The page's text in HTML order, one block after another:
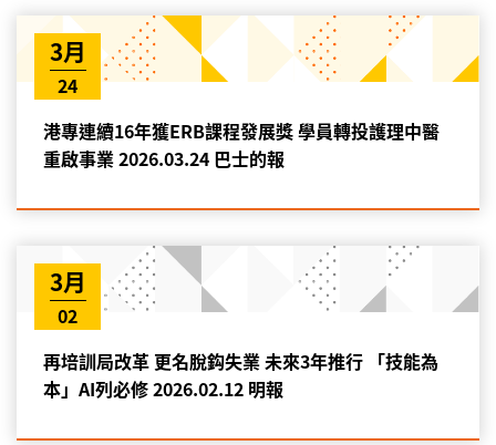
3月
24
港專連續16年獲ERB課程發展獎 學員轉投護理中醫
重啟事業 2026.03.24 巴士的報
3月
02
再培訓局改革 更名脫鈎失業 未來3年推行 「技能為
本」AI列必修 2026.02.12 明報